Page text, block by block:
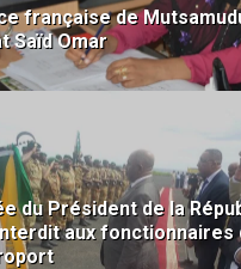
française de
Saïd Omar
du Président de la
aux fonctionnaires